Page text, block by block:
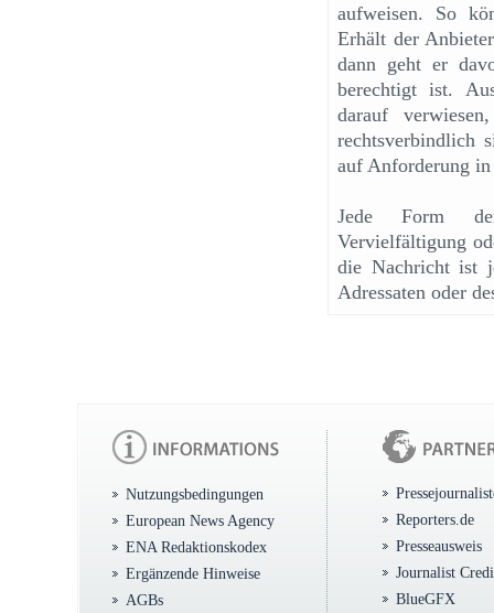
aufweisen. So
Erhält der
dann geht er
berechtigt ist.
darauf
rechtsverbindlich
auf Anforderung
Jede Form der
Vervielfältigung
die Nachricht ist
Adressaten oder
Nutzungsbedingungen
European News Agency
ENA Redaktionskodex
Ergänzende Hinweise
AGBs
Reporters.de
Presseausweis
Journalist
BlueGFX